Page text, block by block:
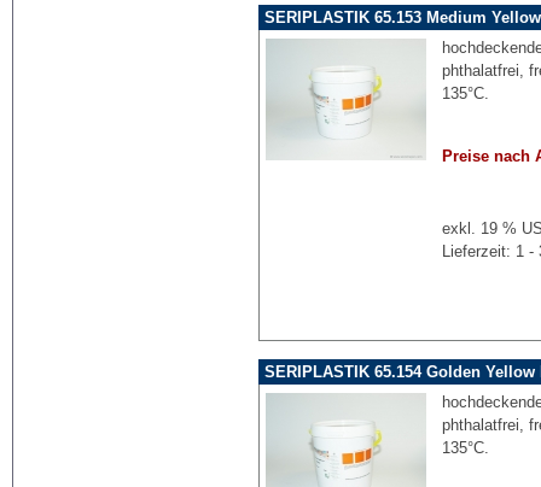
SERIPLASTIK 65.153 Medium
phthalatfrei,
135°C.
Preise nach
exkl. 19 %
Lieferzeit: 1 -
SERIPLASTIK 65.154 Golden Yellow
phthalatfrei,
135°C.